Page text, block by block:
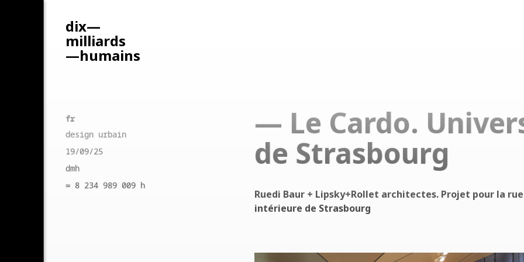
ddxz
mill–x亿r
亿himaitst人
fr
design urbain
19/09/25
dmh
≃ ‍8 234 989 009‍ h
— Le Cardo.
de Strasbourg
Ruedi Baur + Lipsky+Rollet architectes. Projet pour la rue
intérieure de Strasbourg